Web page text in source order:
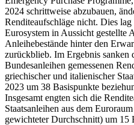
2024 schrittweise abzubauen,
Renditeaufschläge nicht. Dies
Eurosystem in Aussicht gestellte
Anleihebestände hinter den
zurückblieb. Im Ergebnis sanken
Bundesanleihen gemessenen
griechischer und italienischer
2023 um 38 Basispunkte
Insgesamt engten sich die
Staatsanleihen aus dem
gewichteter Durchschnitt) um 15